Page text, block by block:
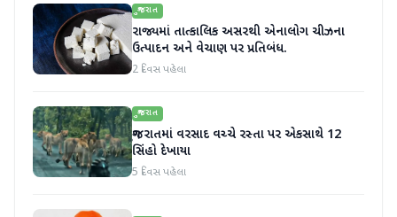
ગુજરાત
રાજ્યમાં તાત્કાલિક અસરથી એનાલોગ ચીઝના
ઉત્પાદન અને વેચાણ પર પ્રતિબંધ.
2 દિવસ પહેલા
ગુજરાત
ગુજરાતમાં વરસાદ વચ્ચે રસ્તા પર એકસાથે 12
સિંહો દેખાયા
5 દિવસ પહેલા